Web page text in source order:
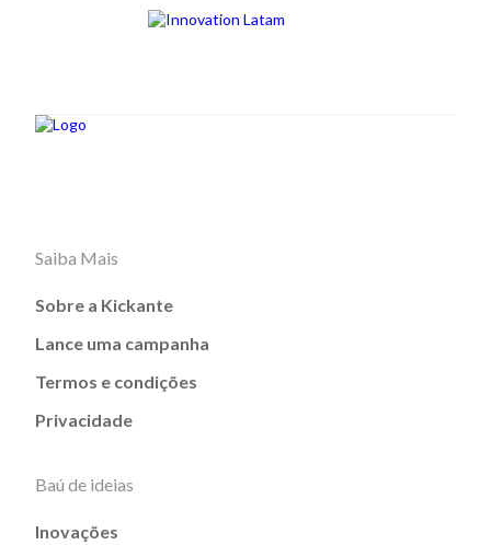
Saiba Mais
Sobre a Kickante
Lance uma campanha
Termos e condições
Privacidade
Baú de ideias
Inovações